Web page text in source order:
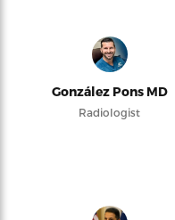
González Pons MD
Radiologist